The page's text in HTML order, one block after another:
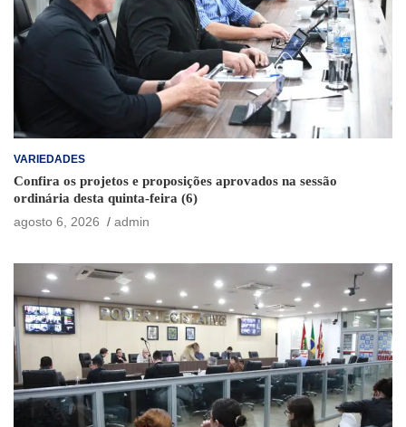
VARIEDADES
Confira os projetos e proposições aprovados na sessão
ordinária desta quinta-feira (6)
agosto 6, 2026
admin